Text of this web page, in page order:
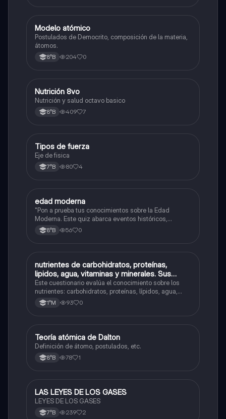
Ciencias Naturales
Modelo atómico
Postulados de Democrito, composición de la materia,
átomos.
8°B 204 0
Ciencias Naturales
Nutrición 8vo
Nutrición y salud octavo basico
8°B 409 7
Ciencias Naturales
Tipos de fuerza
Eje de fisica
7°B 80 4
Ciencias Naturales
edad moderna
"Pon a prueba tus conocimientos sobre la Edad
Moderna. Este quiz abarca eventos históricos,
personajes clave y transformaciones sociales de la
época."
8°B 56 0
Ciencias Naturales
nutrientes de carbohidratos, proteínas,
lipidos, agua, vitaminas y minerales. Sus
funciones y unidades básicas y su consumo
diario
Este cuestionario evalúa el conocimiento sobre los
nutrientes: carbohidratos, proteínas, lípidos, agua,
vitaminas y minerales, sus funciones y consumo.
1°M 93 0
Ciencias Naturales
Teoría atómica de Dalton
Definición de átomo, postulados, etc.
8°B 78 1
Ciencias Naturales
LAS LEYES DE LOS GASES
LEYES DE LOS GASES
7°B 239 2